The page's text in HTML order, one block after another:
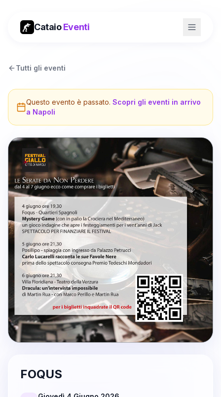
CataioEventi
Tutti gli eventi
Questo evento è passato. Scopri gli eventi in arrivo
a Napoli
FOQUS